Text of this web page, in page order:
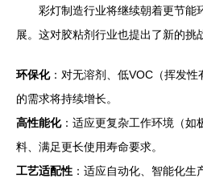
彩灯制造行业将继续朝着更节能
展。这对胶粘剂行业也提出了新的挑
环保化：对无溶剂、低VOC（挥发性
的需求将持续增长。
高性能化：适应更复杂工作环境（如
料、满足更长使用寿命要求。
工艺适配性 ：适应自动化、智能化